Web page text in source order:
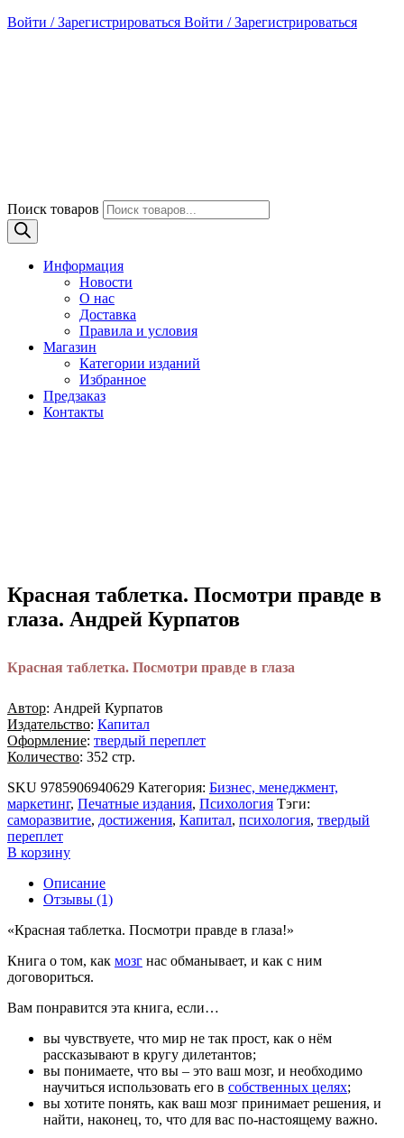
Войти / Зарегистрироваться Войти / Зарегистрироваться
Поиск товаров
Информация
Новости
О нас
Доставка
Правила и условия
Магазин
Категории изданий
Избранное
Предзаказ
Контакты
Красная таблетка. Посмотри правде в
глаза. Андрей Курпатов
Красная таблетка. Посмотри правде в глаза
Автор: Андрей Курпатов
Издательство: Капитал
Оформление: твердый переплет
Количество: 352 стр.
SKU 9785906940629 Категория: Бизнес, менеджмент,
маркетинг, Печатные издания, Психология Тэги:
cаморазвитие, достижения, Капитал, психология, твердый
переплет
В корзину
Описание
Отзывы (1)
«Красная таблетка. Посмотри правде в глаза!»
Книга о том, как мозг нас обманывает, и как с ним
договориться.
Вам понравится эта книга, если…
вы чувствуете, что мир не так прост, как о нём
рассказывают в кругу дилетантов;
вы понимаете, что вы – это ваш мозг, и необходимо
научиться использовать его в собственных целях;
вы хотите понять, как ваш мозг принимает решения, и
найти, наконец, то, что для вас по-настоящему важно.